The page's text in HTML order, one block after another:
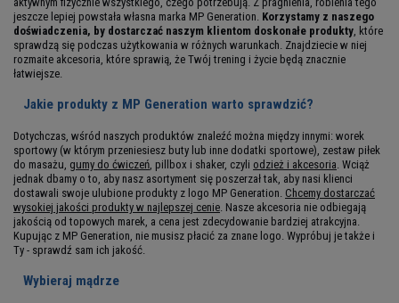
jeszcze lepiej powstała własna marka MP Generation. Korzystamy z naszego
doświadczenia, by dostarczać naszym klientom doskonałe produkty, które
sprawdzą się podczas użytkowania w różnych warunkach. Znajdziecie w niej
rozmaite akcesoria, które sprawią, że Twój trening i życie będą znacznie
łatwiejsze.
Jakie produkty z MP Generation warto sprawdzić?
Dotychczas, wśród naszych produktów znaleźć można między innymi: worek
sportowy (w którym przeniesiesz buty lub inne dodatki sportowe), zestaw piłek
do masażu, gumy do ćwiczeń , pillbox i shaker, czyli odzież i akcesoria . Wciąż
jednak dbamy o to, aby nasz asortyment się poszerzał tak, aby nasi klienci
dostawali swoje ulubione produkty z logo MP Generation. Chcemy dostarczać
wysokiej jakości produkty w najlepszej cenie . Nasze akcesoria nie odbiegają
jakością od topowych marek, a cena jest zdecydowanie bardziej atrakcyjna.
Kupując z MP Generation, nie musisz płacić za znane logo. Wypróbuj je także i
Ty - sprawdź sam ich jakość.
Wybieraj mądrze